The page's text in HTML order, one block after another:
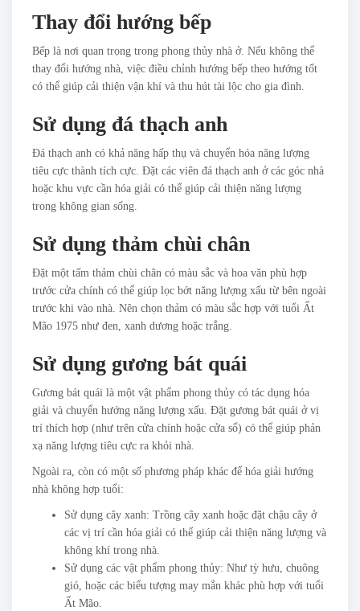
Thay đổi hướng bếp
Bếp là nơi quan trọng trong phong thủy nhà ở. Nếu không thể
thay đổi hướng nhà, việc điều chỉnh hướng bếp theo hướng tốt
có thể giúp cải thiện vận khí và thu hút tài lộc cho gia đình.
Sử dụng đá thạch anh
Đá thạch anh có khả năng hấp thụ và chuyển hóa năng lượng
tiêu cực thành tích cực. Đặt các viên đá thạch anh ở các góc nhà
hoặc khu vực cần hóa giải có thể giúp cải thiện năng lượng
trong không gian sống.
Sử dụng thảm chùi chân
Đặt một tấm thảm chùi chân có màu sắc và hoa văn phù hợp
trước cửa chính có thể giúp lọc bớt năng lượng xấu từ bên ngoài
trước khi vào nhà. Nên chọn thảm có màu sắc hợp với tuổi Ất
Mão 1975 như đen, xanh dương hoặc trắng.
Sử dụng gương bát quái
Gương bát quái là một vật phẩm phong thủy có tác dụng hóa
giải và chuyển hướng năng lượng xấu. Đặt gương bát quái ở vị
trí thích hợp (như trên cửa chính hoặc cửa sổ) có thể giúp phản
xạ năng lượng tiêu cực ra khỏi nhà.
Ngoài ra, còn có một số phương pháp khác để hóa giải hướng
nhà không hợp tuổi:
Sử dụng cây xanh: Trồng cây xanh hoặc đặt chậu cây ở
các vị trí cần hóa giải có thể giúp cải thiện năng lượng và
không khí trong nhà.
Sử dụng các vật phẩm phong thủy: Như tỳ hưu, chuông
gió, hoặc các biểu tượng may mắn khác phù hợp với tuổi
Ất Mão.